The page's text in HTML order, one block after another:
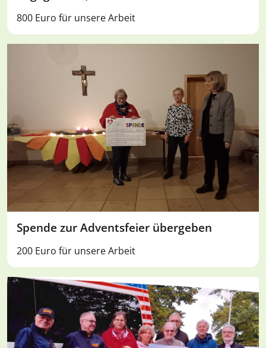
800 Euro für unsere Arbeit
Spende zur Adventsfeier übergeben
200 Euro für unsere Arbeit